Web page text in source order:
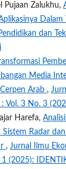
Pujaan Zalukhu,
Dalam
dan
Media
Arab ,
: Vol. 3 No. 3
Harefa,
Sistem Radar
, Jurnal Ilmu
(2025):